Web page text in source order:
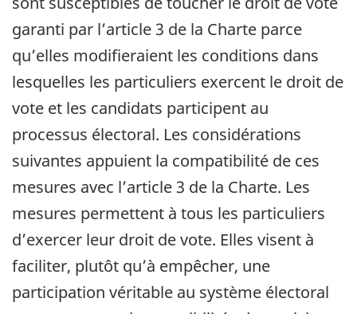
garanti par l’article 3 de la Charte parce
qu’elles modifieraient les conditions dans
lesquelles les particuliers exercent le droit de
vote et les candidats participent au
processus électoral. Les considérations
suivantes appuient la compatibilité de ces
mesures avec l’article 3 de la Charte. Les
mesures permettent à tous les particuliers
d’exercer leur droit de vote. Elles visent à
faciliter, plutôt qu’à empêcher, une
participation véritable au système électoral